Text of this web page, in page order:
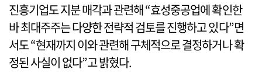
진흥기업도 지분 매각과 관련해 “효성중공업에 확인한
바 최대주주는 다양한 전략적 검토를 진행하고 있다”면
서도 “현재까지 이와 관련해 구체적으로 결정하거나 확
정된 사실이 없다”고 밝혔다.